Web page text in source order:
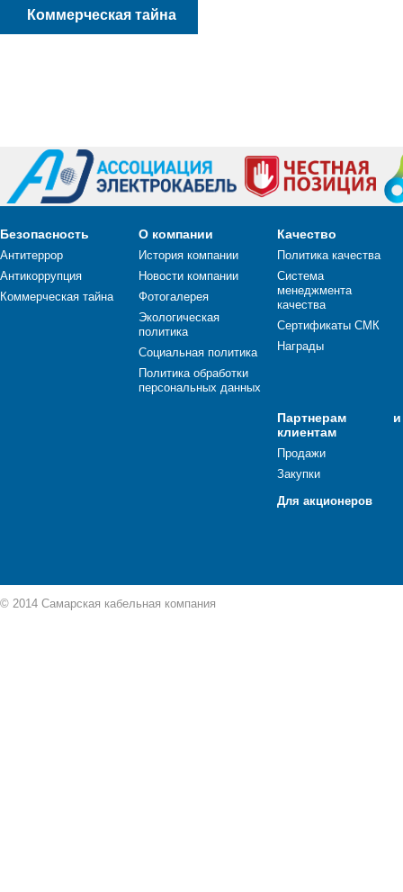
Коммерческая тайна
Безопасность
Антитеррор
Антикоррупция
Коммерческая тайна
О компании
История компании
Новости компании
Фотогалерея
Экологическая
политика
Социальная политика
Политика обработки
персональных данных
Качество
Политика качества
Система
менеджмента
качества
Сертификаты СМК
Награды
Партнерам и
клиентам
Продажи
Закупки
Для акционеров
© 2014 Самарская кабельная компания